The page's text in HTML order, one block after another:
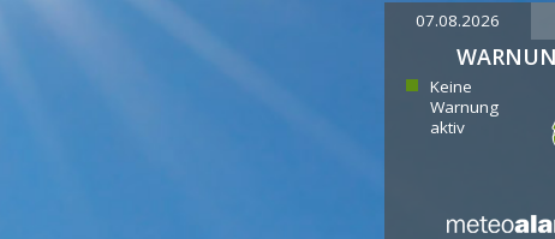
07.08.2026
Keine
Warnung
aktiv